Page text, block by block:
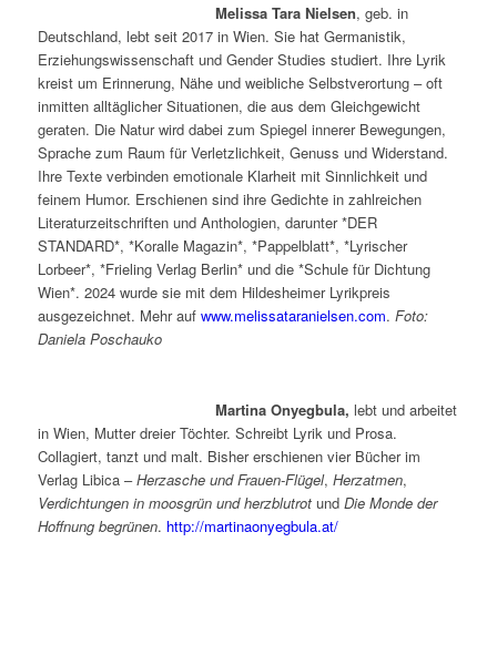
Melissa Tara Nielsen, geb. in
Deutschland, lebt seit 2017 in Wien. Sie hat Germanistik,
Erziehungswissenschaft und Gender Studies studiert. Ihre Lyrik
kreist um Erinnerung, Nähe und weibliche Selbstverortung – oft
inmitten alltäglicher Situationen, die aus dem Gleichgewicht
geraten. Die Natur wird dabei zum Spiegel innerer Bewegungen,
Sprache zum Raum für Verletzlichkeit, Genuss und Widerstand.
Ihre Texte verbinden emotionale Klarheit mit Sinnlichkeit und
feinem Humor. Erschienen sind ihre Gedichte in zahlreichen
Literaturzeitschriften und Anthologien, darunter *DER
STANDARD*, *Koralle Magazin*, *Pappelblatt*, *Lyrischer
Lorbeer*, *Frieling Verlag Berlin* und die *Schule für Dichtung
Wien*. 2024 wurde sie mit dem Hildesheimer Lyrikpreis
ausgezeichnet. Mehr auf www.melissataranielsen.com. Foto:
Daniela Poschauko
Martina Onyegbula, lebt und arbeitet
in Wien, Mutter dreier Töchter. Schreibt Lyrik und Prosa.
Collagiert, tanzt und malt. Bisher erschienen vier Bücher im
Verlag Libica –Herzasche und Frauen-Flügel, Herzatmen,
Verdichtungen in moosgrün und herzblutrotund Die Monde der
Hoffnung begrünen. http://martinaonyegbula.at/